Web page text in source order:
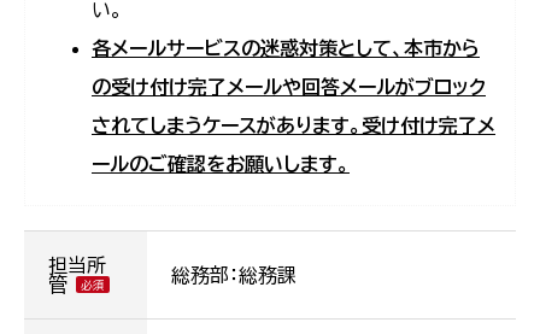
い。
各メールサービスの迷惑対策として、本市から
の受け付け完了メールや回答メールがブロック
されてしまうケースがあります。受け付け完了メ
ールのご確認をお願いします。
担当所
管
総務部：総務課